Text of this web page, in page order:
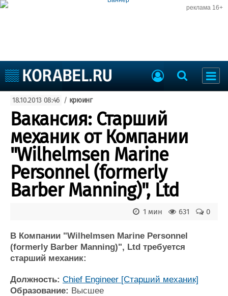
реклама 16+
Судоходство
Судоремонт
События
Порты
Рыболовство
ВМФ
Образование
Яхты и катера
Еще
Компании
Репутация
Работа
Крюинг
Журнал
Торговая площадка
Доска объявлений
Оборудование
Изделия
Услуги
18.10.2013 08:46 / крюинг
Вакансия: Старший
механик от Компании
"Wilhelmsen Marine
Personnel (formerly
Barber Manning)", Ltd
0
631
1 мин
В Компании "Wilhelmsen Marine Personnel
(formerly Barber Manning)", Ltd требуется
старший механик:
Должность: Chief Engineer [Старший механик]
Образование: Высшее